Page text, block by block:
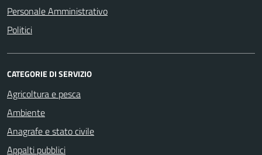
Personale Amministrativo
Politici
CATEGORIE DI SERVIZIO
Agricoltura e pesca
Ambiente
Anagrafe e stato civile
Appalti pubblici